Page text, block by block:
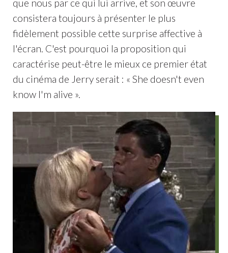
que nous par ce qui lui arrive, et son œuvre
consistera toujours à présenter le plus
fidèlement possible cette surprise affective à
l'écran. C'est pourquoi la proposition qui
caractérise peut-être le mieux ce premier état
du cinéma de Jerry serait : « She doesn't even
know I'm alive ».